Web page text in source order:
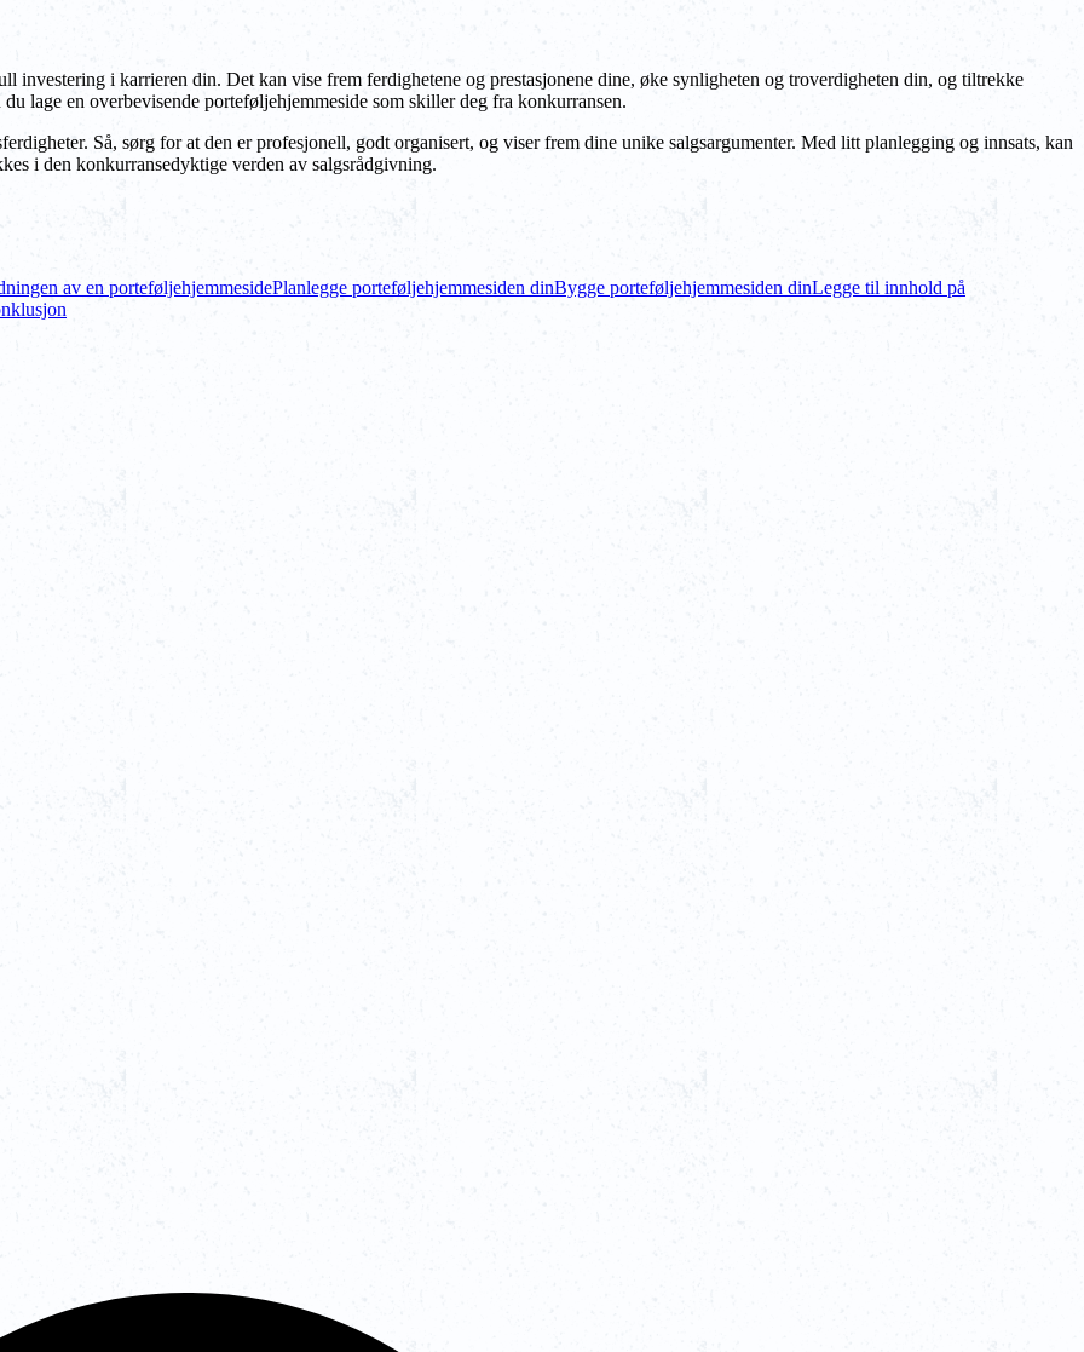
investering i karrieren din. Det kan vise frem ferdighetene og prestasjonene dine, øke synligheten og troverdigheten din, og tiltrekke
lage en overbevisende porteføljehjemmeside som skiller deg fra konkurransen.
Så, sørg for at den er profesjonell, godt organisert, og viser frem dine unike salgsargumenter. Med litt planlegging og innsats, kan
i den konkurransedyktige verden av salgsrådgivning.
av en porteføljehjemmesidePlanlegge porteføljehjemmesiden dinBygge porteføljehjemmesiden dinLegge til innhold på